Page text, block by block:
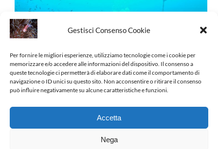
Gestisci Consenso Cookie
Per fornire le migliori esperienze, utilizziamo tecnologie come i cookie per
memorizzare e/o accedere alle informazioni del dispositivo. Il consenso a
queste tecnologie ci permetterà di elaborare dati come il comportamento di
navigazione o ID unici su questo sito. Non acconsentire o ritirare il consenso
può influire negativamente su alcune caratteristiche e funzioni.
Accetta
Nega